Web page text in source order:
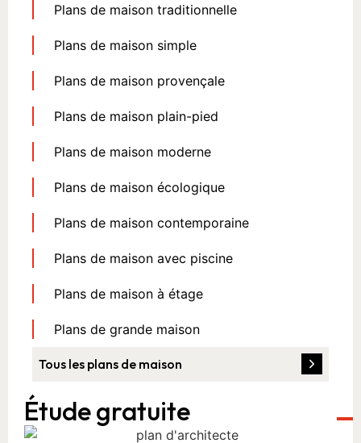
Plans de maison traditionnelle
Plans de maison simple
Plans de maison provençale
Plans de maison plain-pied
Plans de maison moderne
Plans de maison écologique
Plans de maison contemporaine
Plans de maison avec piscine
Plans de maison à étage
Plans de grande maison
Tous les plans de maison
Étude gratuite